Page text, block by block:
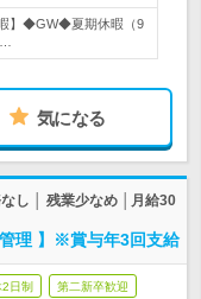
】◆GW◆夏期休暇（9
気になる
し │ 残業少なめ │月給30
理 】※賞与年3回支給
日制 第二新卒歓迎